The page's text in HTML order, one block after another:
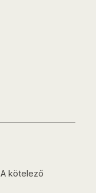
A kötelező